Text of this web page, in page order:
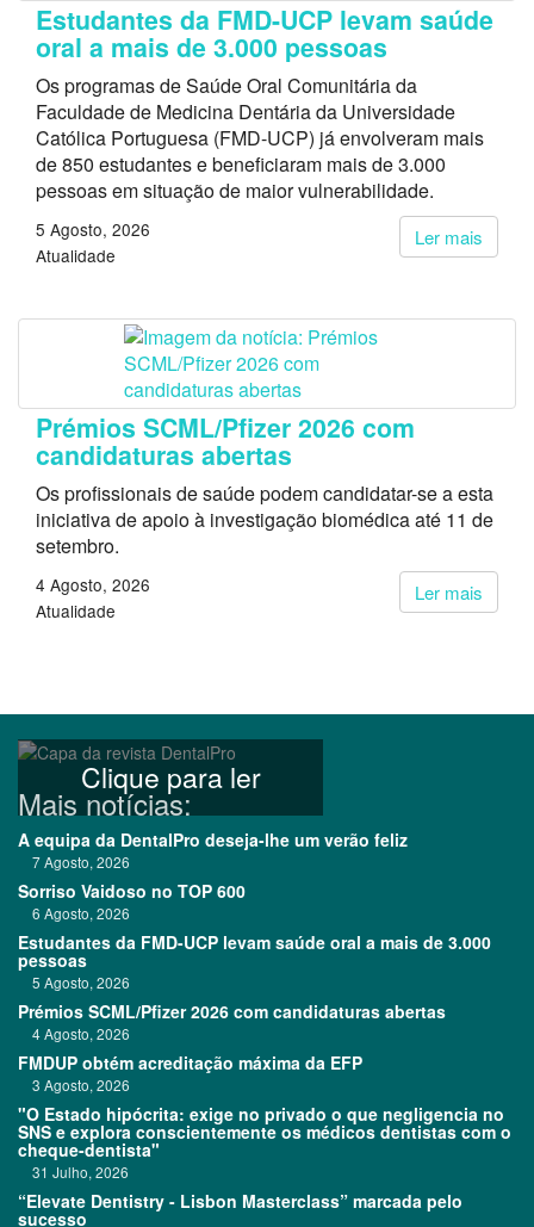
Estudantes da FMD-UCP levam saúde
oral a mais de 3.000 pessoas
Os programas de Saúde Oral Comunitária da
Faculdade de Medicina Dentária da Universidade
Católica Portuguesa (FMD-UCP) já envolveram mais
de 850 estudantes e beneficiaram mais de 3.000
pessoas em situação de maior vulnerabilidade.
Ler mais
5 Agosto, 2026
Atualidade
Prémios SCML/Pfizer 2026 com
candidaturas abertas
Os profissionais de saúde podem candidatar-se a esta
iniciativa de apoio à investigação biomédica até 11 de
setembro.
Ler mais
4 Agosto, 2026
Atualidade
Clique para ler
Mais notícias:
A equipa da DentalPro deseja-lhe um verão feliz
7 Agosto, 2026
Sorriso Vaidoso no TOP 600
6 Agosto, 2026
Estudantes da FMD-UCP levam saúde oral a mais de 3.000
pessoas
5 Agosto, 2026
Prémios SCML/Pfizer 2026 com candidaturas abertas
4 Agosto, 2026
FMDUP obtém acreditação máxima da EFP
3 Agosto, 2026
"O Estado hipócrita: exige no privado o que negligencia no
SNS e explora conscientemente os médicos dentistas com o
cheque-dentista"
31 Julho, 2026
“Elevate Dentistry - Lisbon Masterclass” marcada pelo
sucesso